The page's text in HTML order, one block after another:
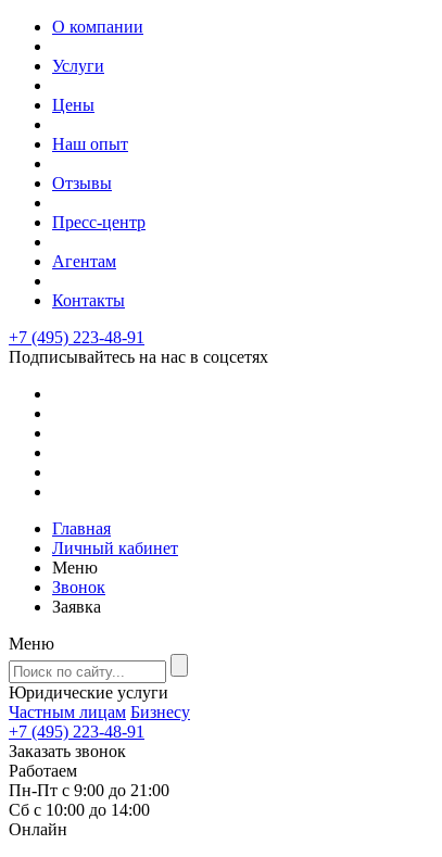
О компании
Услуги
Цены
Наш опыт
Отзывы
Пресс-центр
Агентам
Контакты
+7 (495) 223-48-91
Подписывайтесь на нас в соцсетях
Главная
Личный кабинет
Меню
Звонок
Заявка
Меню
Юридические услуги
Частным лицам Бизнесу
+7 (495) 223-48-91
Заказать звонок
Работаем
Пн-Пт с 9:00 до 21:00
Сб с 10:00 до 14:00
Онлайн